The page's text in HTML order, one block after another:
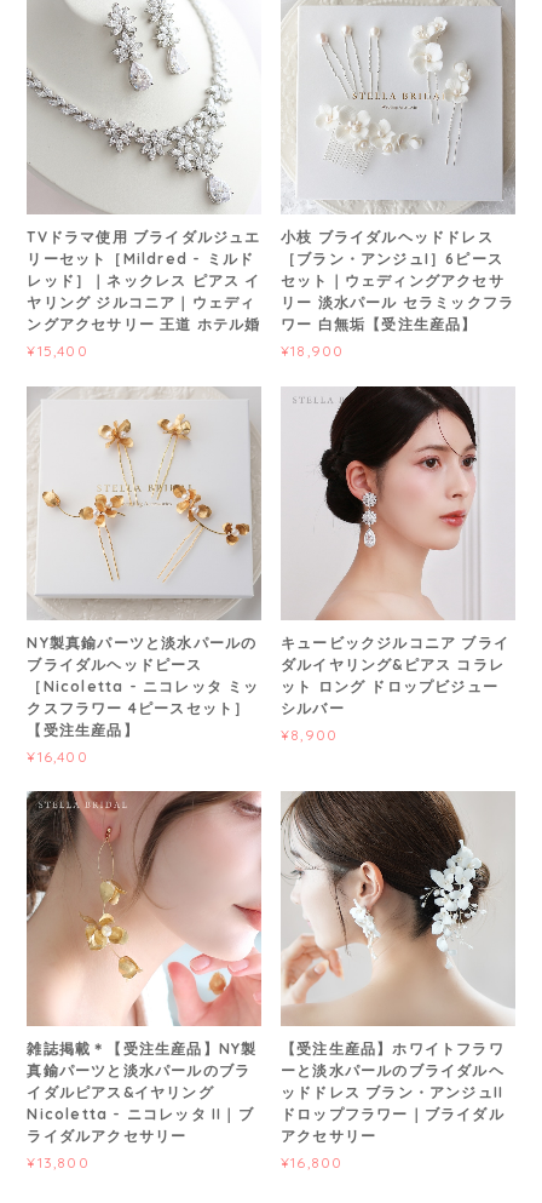
TVドラマ使用 ブライダルジュエ
リーセット［Mildred - ミルド
レッド］｜ネックレス ピアス イ
ヤリング ジルコニア｜ウェディ
ングアクセサリー 王道 ホテル婚
¥15,400
小枝 ブライダルヘッドドレス
［ブラン・アンジュI］6ピース
セット｜ウェディングアクセサ
リー 淡水パール セラミックフラ
ワー 白無垢【受注生産品】
¥18,900
NY製真鍮パーツと淡水パールの
ブライダルヘッドピース
［Nicoletta - ニコレッタ ミッ
クスフラワー 4ピースセット］
【受注生産品】
¥16,400
キュービックジルコニア ブライ
ダルイヤリング&ピアス コラレ
ット ロング ドロップビジュー
シルバー
¥8,900
雑誌掲載＊【受注生産品】NY製
真鍮パーツと淡水パールのブラ
イダルピアス&イヤリング
Nicoletta - ニコレッタ II｜ブ
ライダルアクセサリー
¥13,800
【受注生産品】ホワイトフラワ
ーと淡水パールのブライダルヘ
ッドドレス ブラン・アンジュII
ドロップフラワー｜ブライダル
アクセサリー
¥16,800